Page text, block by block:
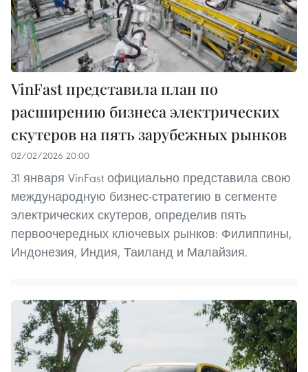
VinFast представила план по
расширению бизнеса электрических
скутеров на пять зарубежных рынков
02/02/2026 20:00
31 января VinFast официально представила свою
международную бизнес-стратегию в сегменте
электрических скутеров, определив пять
первоочередных ключевых рынков: Филиппины,
Индонезия, Индия, Таиланд и Малайзия.